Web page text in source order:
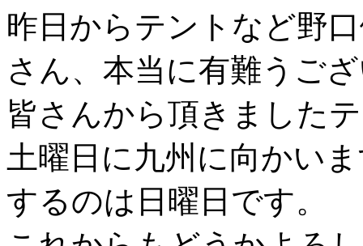
昨日からテントなど野
さん、本当に有難うご
皆さんから頂きました
土曜日に九州に向かい
するのは日曜日です。